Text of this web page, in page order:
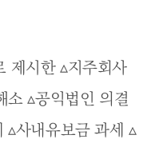
제시한 ▵지주회사
소 ▵공익법인 의결
▵사내유보금 과세 ▵